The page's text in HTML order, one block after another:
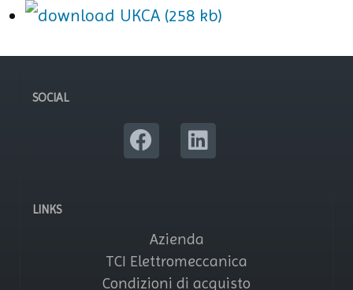
UKCA (258 kb)
SOCIAL
LINKS
Azienda
TCI Elettromeccanica
Condizioni di acquisto